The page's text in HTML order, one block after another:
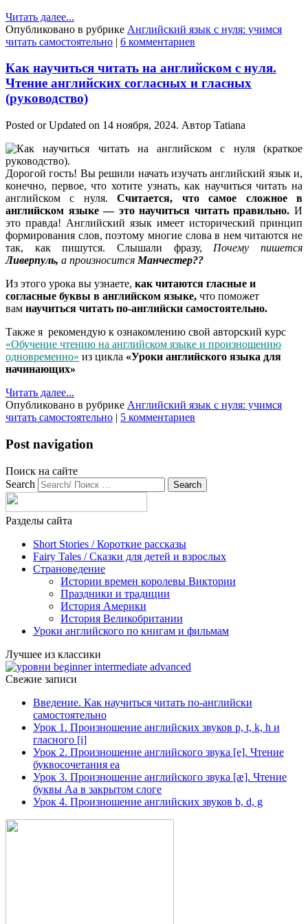
Читать далее...
Опубликовано в рубрике Английский язык с нуля: учимся
читать самостоятельно | 6 комментариев
Как научиться читать на английском с нуля.
Чтение английских согласных и гласных
(руководство)
Posted or Updated on 14 ноября, 2024. Автор Tatiana
Дорогой гость! Вы решили начать изучать английский язык и,
конечно, первое, что хотите узнать, как научиться читать на
английском с нуля.Считается, что самое сложное в
английском языке — это научиться читать правильно. И
это правда! Английский язык имеет исторический принцип
формирования слов, поэтому многие слова в нем читаются не
так, как пишутся. Слышали фразу, Почему пишется
Ливерпуль, а произносится Манчестер??
Из этого урока вы узнаете, как читаются гласные и
согласные буквы в английском языке, что поможет
вам научиться читать по-английски самостоятельно.
Также я рекомендую к ознакомлению свой авторский курс
«Обучение чтению на английском языке и произношению
одновременно» из цикла «Уроки английского языка для
начинающих»
Читать далее...
Опубликовано в рубрике Английский язык с нуля: учимся
читать самостоятельно | 5 комментариев
Post navigation
Поиск на сайте
Search
Разделы сайта
Short Stories / Короткие рассказы
Fairy Tales / Cказки для детей и взрослых
Страноведение
Истории времен королевы Виктории
Праздники и традиции
История Америки
История Великобритании
Уроки английского по книгам и фильмам
Лучшее из классики
Свежие записи
Введение. Как научиться читать по-английски
самостоятельно
Урок 1. Произношение английских звуков p, t, k, h и
гласного [i]
Урок 2. Произношение английского звука [e]. Чтение
буквосочетания ea
Урок 3. Произношение английского звука [æ]. Чтение
буквы Aa в закрытом слоге
Урок 4. Произношение английских звуков b, d, g